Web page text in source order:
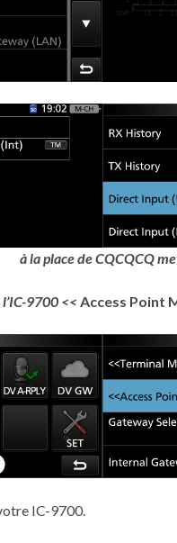
à la place de CQCQCQ
9700 << Access Point
IC-9700.